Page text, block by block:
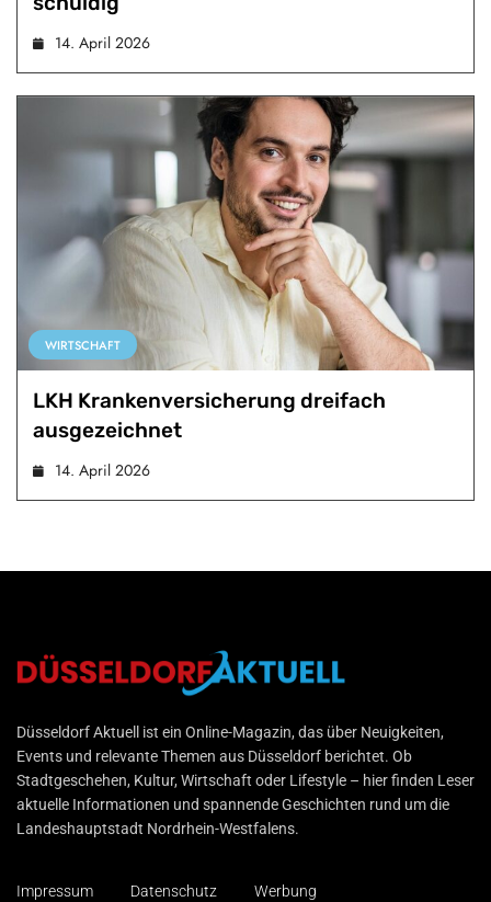
14. April 2026
WIRTSCHAFT
LKH Krankenversicherung dreifach
ausgezeichnet
14. April 2026
Düsseldorf Aktuell
Düsseldorf Aktuell ist ein Online-Magazin, das über Neuigkeiten,
Events und relevante Themen aus Düsseldorf berichtet. Ob
Stadtgeschehen, Kultur, Wirtschaft oder Lifestyle – hier finden Leser
aktuelle Informationen und spannende Geschichten rund um die
Landeshauptstadt Nordrhein-Westfalens.
Impressum Datenschutz Werbung